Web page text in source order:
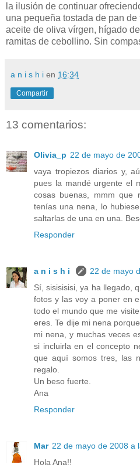
la ilusión de continuar
una pequeña tostada de pan
aceite de oliva vírgen, hígado
ramitas de cebollino. Sin
a n i s h i en 16:34
Compartir
13 comentarios:
Olivia_p 22 de mayo de
vaya tropiezos diarios y,
pues la mandé urgente el
cosas buenas, mmm que
tenías una nena, lo
saltarlas de una en una.
Responder
a n i s h i
22 de mayo
Sí, sisisisisi, ya ha llegado,
fotos y las voy a poner en
todo el mundo que me
eres. Te dije mi nena
mi nena, y muchas veces
si incluirla en el concepto
que aquí somos tres, las
regalo.
Un beso fuerte.
Ana
Responder
Mar 22 de mayo de 2008 a
Hola Ana!!